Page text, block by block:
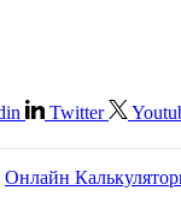
Twitter
Онлайн